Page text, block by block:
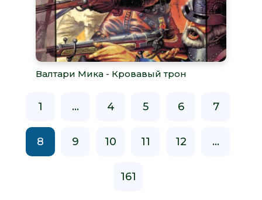
Валтари Мика - Кровавый трон
1 ... 4 5 6 7
8 9 10 11 12 ...
161